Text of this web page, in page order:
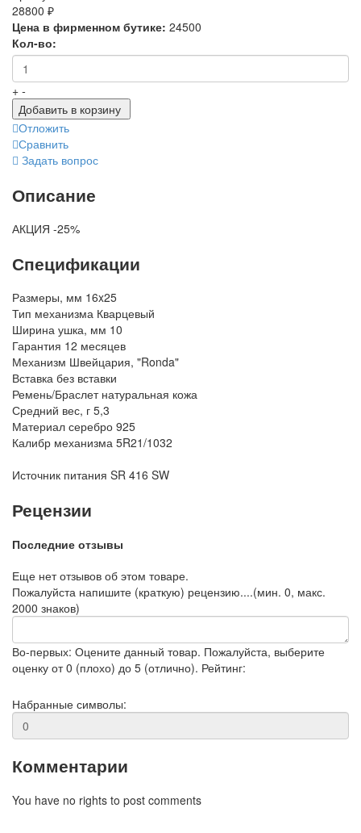
28800 ₽
Цена в фирменном бутике: 24500
Кол-во:
+ -
Добавить в корзину
Отложить
Сравнить
Задать вопрос
Описание
АКЦИЯ -25%
Спецификации
Размеры, мм 16x25
Тип механизма Кварцевый
Ширина ушка, мм 10
Гарантия 12 месяцев
Механизм Швейцария, "Ronda"
Вставка без вставки
Ремень/Браслет натуральная кожа
Средний вес, г 5,3
Материал серебро 925
Калибр механизма 5R21/1032
Источник питания SR 416 SW
Рецензии
Последние отзывы
Еще нет отзывов об этом товаре.
Пожалуйста напишите (краткую) рецензию....(мин. 0, макс.
2000 знаков)
Во-первых: Оцените данный товар. Пожалуйста, выберите
оценку от 0 (плохо) до 5 (отлично). Рейтинг:
Набранные символы:
Комментарии
You have no rights to post comments